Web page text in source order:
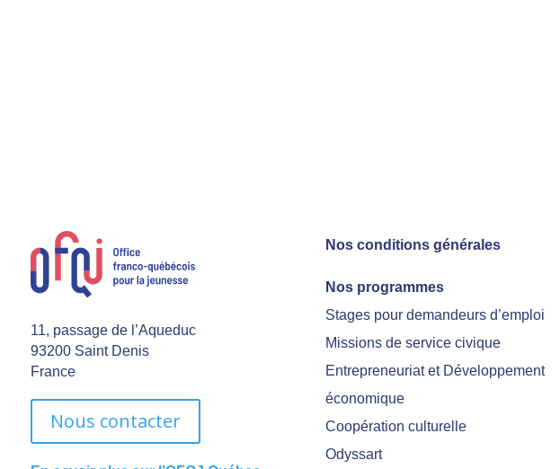
11, passage de l’Aqueduc
93200 Saint Denis
France
Nous contacter
Nos conditions générales
Nos programmes
Stages pour demandeurs d’emploi
Missions de service civique
Entrepreneuriat et Développement
économique
Coopération culturelle
Odyssart